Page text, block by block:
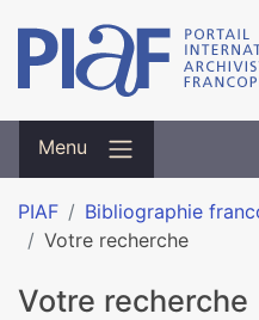
Menu
PIAF
Bibliographie
Votre recherche
Votre recherche